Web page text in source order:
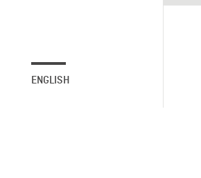
ENGLISH